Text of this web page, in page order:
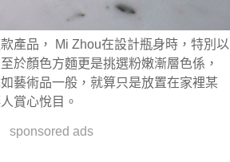
產品，
Mi Zhou在設計瓶身時，特別以
於顏色方麵更是挑選粉嫩漸層色係 ，
藝術品一般，就算只是放置在家裡某
賞心悅目。
sponsored ads